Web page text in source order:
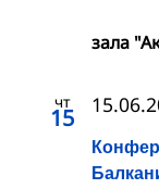
зала
чт
15